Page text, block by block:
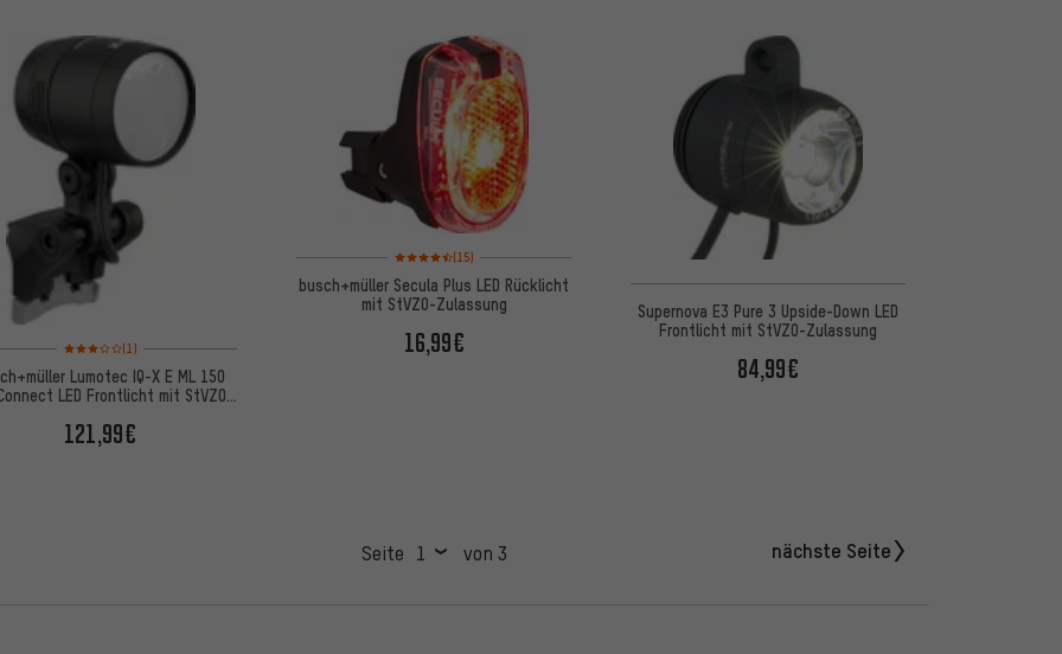
Bewertungen: 3 von 5 basierend auf 1 Bewertungen
(1)
Lumotec IQ-X E ML 150
LED Frontlicht mit StVZO-
121,99€
Bewertungen: 4,5 von 5 basierend auf 15 Bewertungen
(15)
busch+müller Secula Plus LED Rücklicht
mit StVZO-Zulassung
16,99€
Supernova E3 Pure 3 Upside-Down LED
Frontlicht mit StVZO-Zulassung
84,99€
Seite von 3 nächste Seite